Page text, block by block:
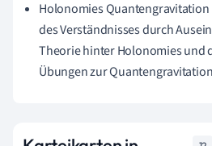
Holonomies Quantengravitation
des Verständnisses durch
Theorie hinter Holonomies und
Übungen zur